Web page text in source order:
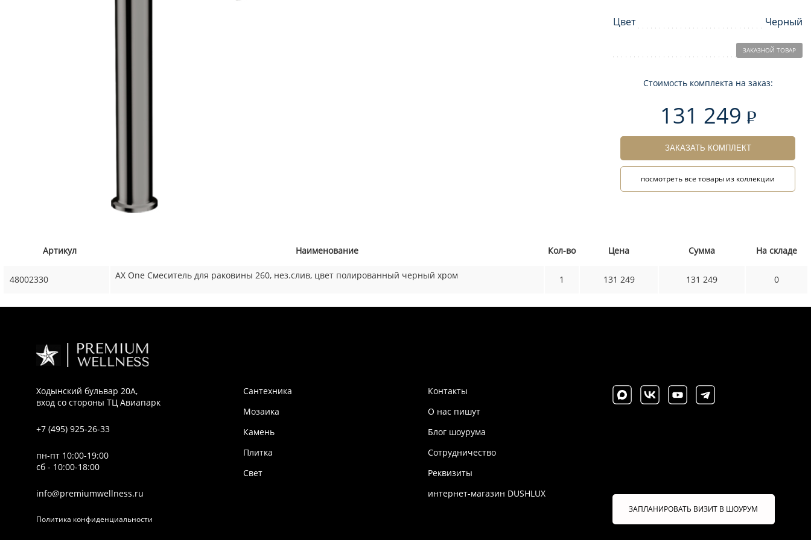
Цвет Черный
ЗАКАЗНОЙ ТОВАР
Стоимость комплекта на заказ:
131 249
ЗАКАЗАТЬ КОМПЛЕКТ
посмотреть все товары из коллекции
Артикул Наименование Кол-во Цена Сумма На складе
48002330 AX One Смеситель для раковины 260, нез.слив, цвет полированный черный хром 1 131 249 131 249 0
Ходынский бульвар 20А,
вход со стороны ТЦ Авиапарк
+7 (495) 925-26-33
пн-пт 10:00-19:00
сб - 10:00-18:00
info@premiumwellness.ru
Политика конфиденциальности
Сантехника
Мозаика
Камень
Плитка
Свет
Контакты
О нас пишут
Блог шоурума
Сотрудничество
Реквизиты
интернет-магазин DUSHLUX
ЗАПЛАНИРОВАТЬ ВИЗИТ В ШОУРУМ